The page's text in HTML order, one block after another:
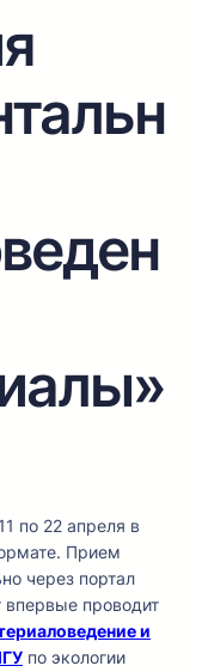
по 22 апреля в
Прием
через портал
впервые проводит
и
по экологии